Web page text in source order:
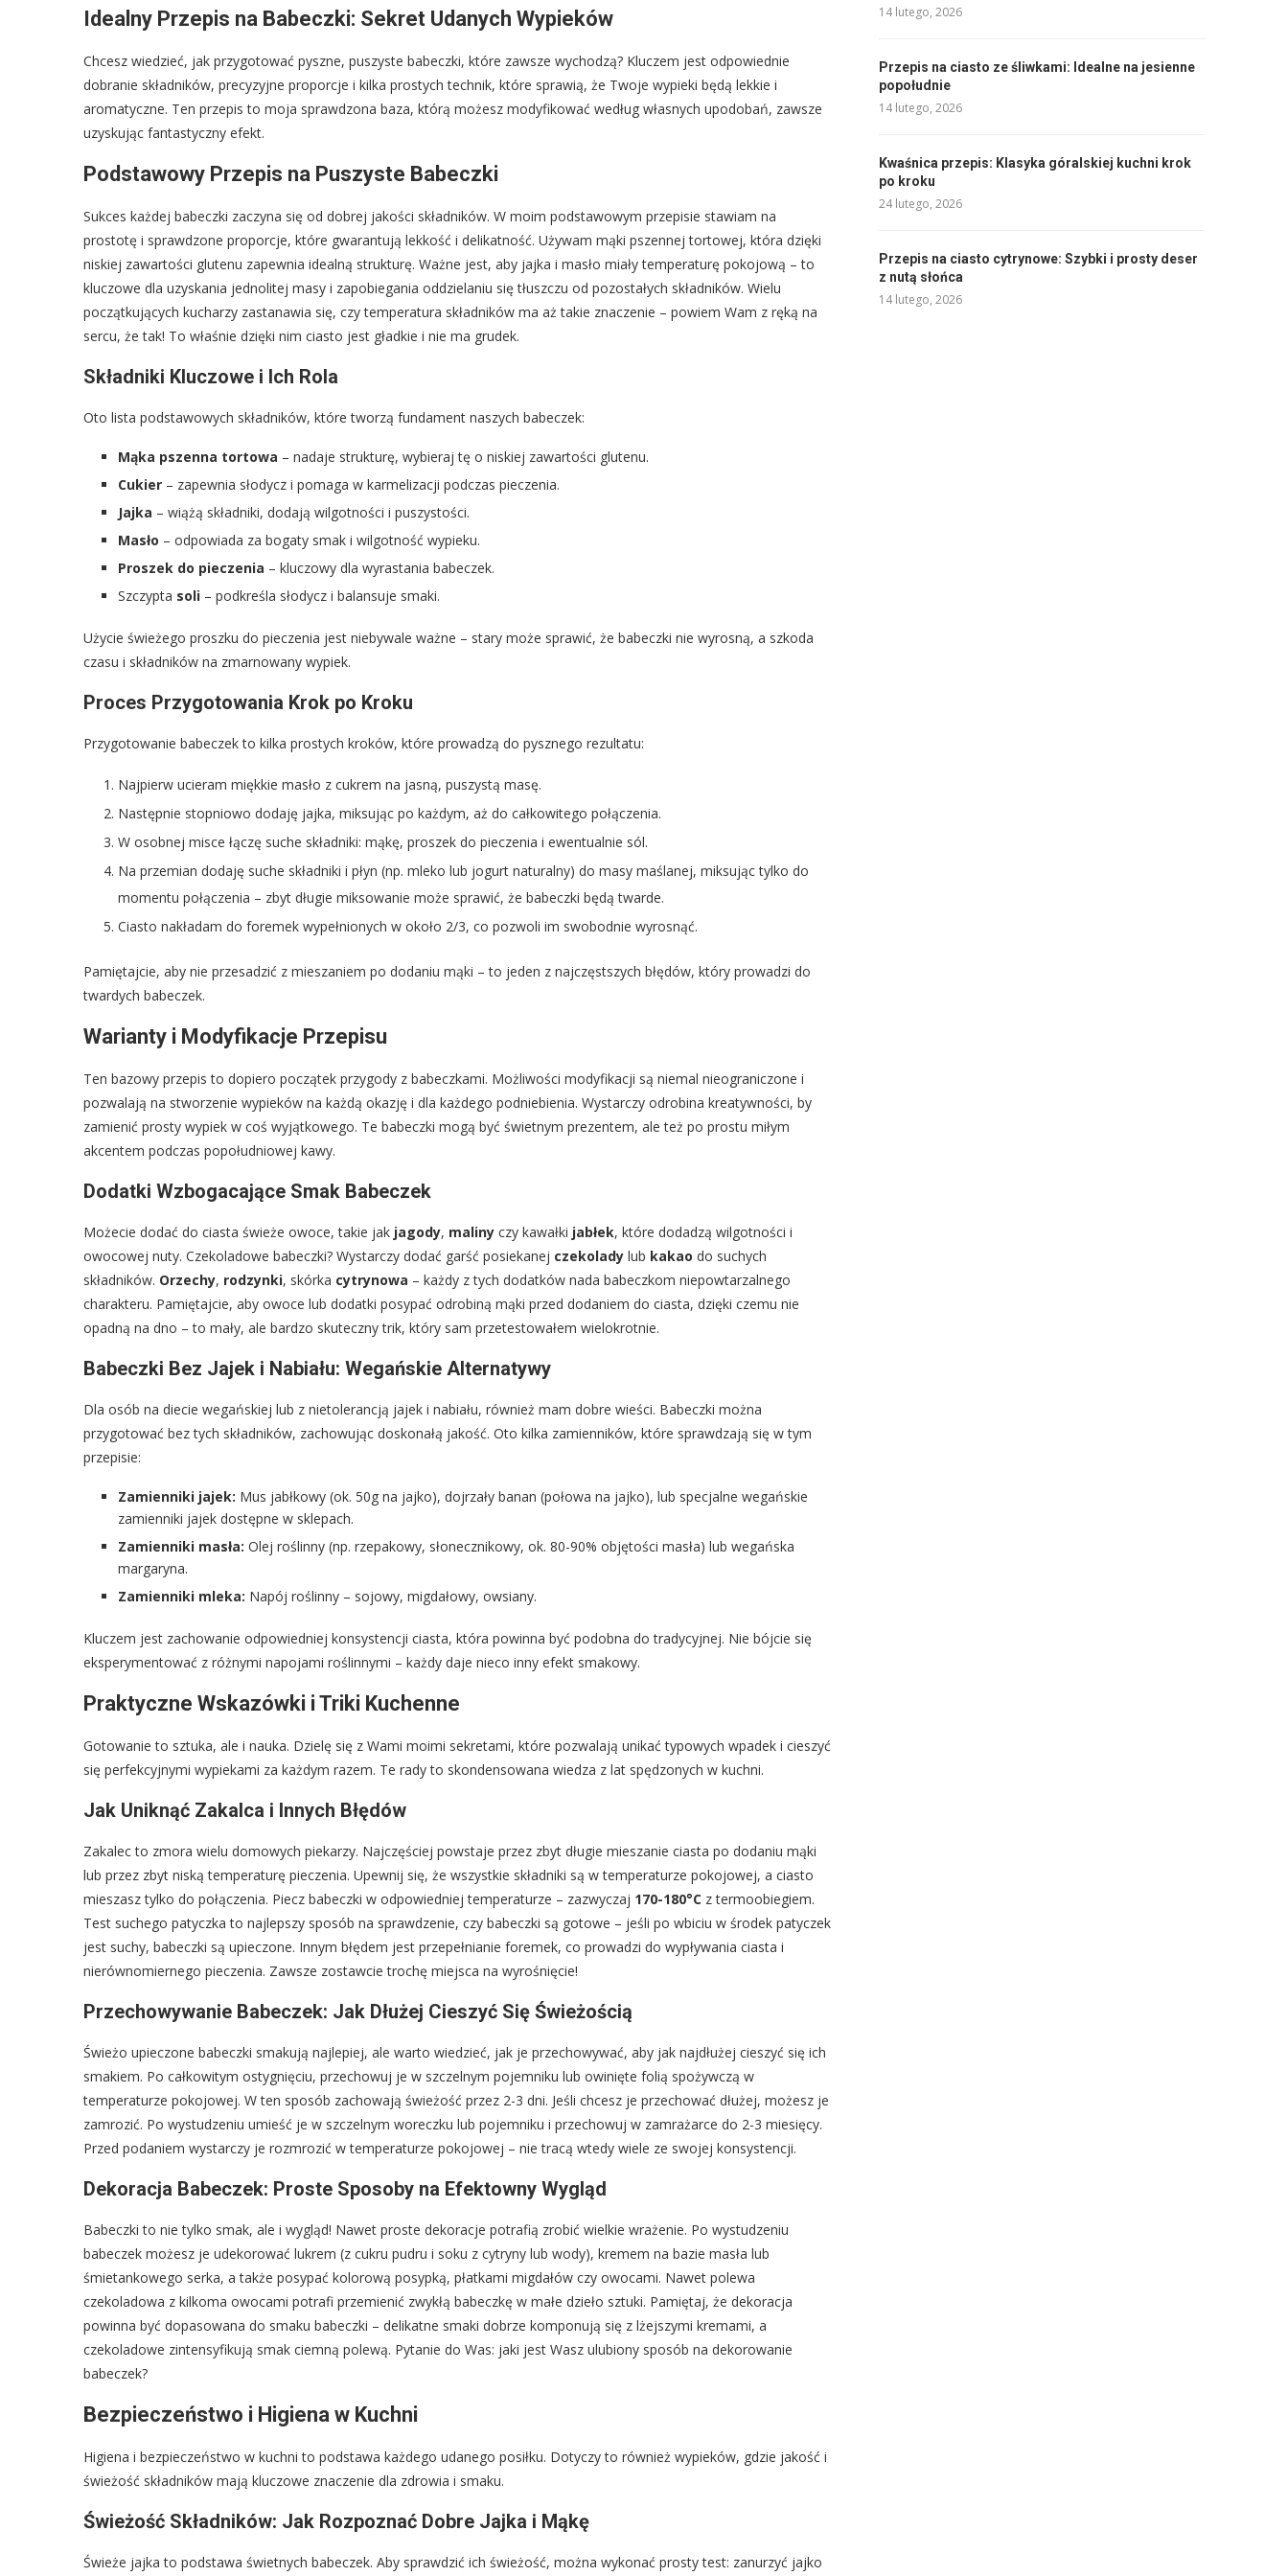
Idealny Przepis na Babeczki: Sekret Udanych Wypieków
Chcesz wiedzieć, jak przygotować pyszne, puszyste babeczki, które zawsze wychodzą? Kluczem jest odpowiednie
dobranie składników, precyzyjne proporcje i kilka prostych technik, które sprawią, że Twoje wypieki będą lekkie i
aromatyczne. Ten przepis to moja sprawdzona baza, którą możesz modyfikować według własnych upodobań, zawsze
uzyskując fantastyczny efekt.
Podstawowy Przepis na Puszyste Babeczki
Sukces każdej babeczki zaczyna się od dobrej jakości składników. W moim podstawowym przepisie stawiam na
prostotę i sprawdzone proporcje, które gwarantują lekkość i delikatność. Używam mąki pszennej tortowej, która dzięki
niskiej zawartości glutenu zapewnia idealną strukturę. Ważne jest, aby jajka i masło miały temperaturę pokojową – to
kluczowe dla uzyskania jednolitej masy i zapobiegania oddzielaniu się tłuszczu od pozostałych składników. Wielu
początkujących kucharzy zastanawia się, czy temperatura składników ma aż takie znaczenie – powiem Wam z ręką na
sercu, że tak! To właśnie dzięki nim ciasto jest gładkie i nie ma grudek.
Składniki Kluczowe i Ich Rola
Oto lista podstawowych składników, które tworzą fundament naszych babeczek:
Mąka pszenna tortowa – nadaje strukturę, wybieraj tę o niskiej zawartości glutenu.
Cukier – zapewnia słodycz i pomaga w karmelizacji podczas pieczenia.
Jajka – wiążą składniki, dodają wilgotności i puszystości.
Masło – odpowiada za bogaty smak i wilgotność wypieku.
Proszek do pieczenia – kluczowy dla wyrastania babeczek.
Szczypta soli – podkreśla słodycz i balansuje smaki.
Użycie świeżego proszku do pieczenia jest niebywale ważne – stary może sprawić, że babeczki nie wyrosną, a szkoda
czasu i składników na zmarnowany wypiek.
Proces Przygotowania Krok po Kroku
Przygotowanie babeczek to kilka prostych kroków, które prowadzą do pysznego rezultatu:
Najpierw ucieram miękkie masło z cukrem na jasną, puszystą masę.
Następnie stopniowo dodaję jajka, miksując po każdym, aż do całkowitego połączenia.
W osobnej misce łączę suche składniki: mąkę, proszek do pieczenia i ewentualnie sól.
Na przemian dodaję suche składniki i płyn (np. mleko lub jogurt naturalny) do masy maślanej, miksując tylko do
momentu połączenia – zbyt długie miksowanie może sprawić, że babeczki będą twarde.
Ciasto nakładam do foremek wypełnionych w około 2/3, co pozwoli im swobodnie wyrosnąć.
Pamiętajcie, aby nie przesadzić z mieszaniem po dodaniu mąki – to jeden z najczęstszych błędów, który prowadzi do
twardych babeczek.
Warianty i Modyfikacje Przepisu
Ten bazowy przepis to dopiero początek przygody z babeczkami. Możliwości modyfikacji są niemal nieograniczone i
pozwalają na stworzenie wypieków na każdą okazję i dla każdego podniebienia. Wystarczy odrobina kreatywności, by
zamienić prosty wypiek w coś wyjątkowego. Te babeczki mogą być świetnym prezentem, ale też po prostu miłym
akcentem podczas popołudniowej kawy.
Dodatki Wzbogacające Smak Babeczek
Możecie dodać do ciasta świeże owoce, takie jak jagody, maliny czy kawałki jabłek, które dodadzą wilgotności i
owocowej nuty. Czekoladowe babeczki? Wystarczy dodać garść posiekanej czekolady lub kakao do suchych
składników. Orzechy, rodzynki, skórka cytrynowa – każdy z tych dodatków nada babeczkom niepowtarzalnego
charakteru. Pamiętajcie, aby owoce lub dodatki posypać odrobiną mąki przed dodaniem do ciasta, dzięki czemu nie
opadną na dno – to mały, ale bardzo skuteczny trik, który sam przetestowałem wielokrotnie.
Babeczki Bez Jajek i Nabiału: Wegańskie Alternatywy
Dla osób na diecie wegańskiej lub z nietolerancją jajek i nabiału, również mam dobre wieści. Babeczki można
przygotować bez tych składników, zachowując doskonałą jakość. Oto kilka zamienników, które sprawdzają się w tym
przepisie:
Zamienniki jajek: Mus jabłkowy (ok. 50g na jajko), dojrzały banan (połowa na jajko), lub specjalne wegańskie
zamienniki jajek dostępne w sklepach.
Zamienniki masła: Olej roślinny (np. rzepakowy, słonecznikowy, ok. 80-90% objętości masła) lub wegańska
margaryna.
Zamienniki mleka: Napój roślinny – sojowy, migdałowy, owsiany.
Kluczem jest zachowanie odpowiedniej konsystencji ciasta, która powinna być podobna do tradycyjnej. Nie bójcie się
eksperymentować z różnymi napojami roślinnymi – każdy daje nieco inny efekt smakowy.
Praktyczne Wskazówki i Triki Kuchenne
Gotowanie to sztuka, ale i nauka. Dzielę się z Wami moimi sekretami, które pozwalają unikać typowych wpadek i cieszyć
się perfekcyjnymi wypiekami za każdym razem. Te rady to skondensowana wiedza z lat spędzonych w kuchni.
Jak Uniknąć Zakalca i Innych Błędów
Zakalec to zmora wielu domowych piekarzy. Najczęściej powstaje przez zbyt długie mieszanie ciasta po dodaniu mąki
lub przez zbyt niską temperaturę pieczenia. Upewnij się, że wszystkie składniki są w temperaturze pokojowej, a ciasto
mieszasz tylko do połączenia. Piecz babeczki w odpowiedniej temperaturze – zazwyczaj 170-180°C z termoobiegiem.
Test suchego patyczka to najlepszy sposób na sprawdzenie, czy babeczki są gotowe – jeśli po wbiciu w środek patyczek
jest suchy, babeczki są upieczone. Innym błędem jest przepełnianie foremek, co prowadzi do wypływania ciasta i
nierównomiernego pieczenia. Zawsze zostawcie trochę miejsca na wyrośnięcie!
Przechowywanie Babeczek: Jak Dłużej Cieszyć Się Świeżością
Świeżo upieczone babeczki smakują najlepiej, ale warto wiedzieć, jak je przechowywać, aby jak najdłużej cieszyć się ich
smakiem. Po całkowitym ostygnięciu, przechowuj je w szczelnym pojemniku lub owinięte folią spożywczą w
temperaturze pokojowej. W ten sposób zachowają świeżość przez 2-3 dni. Jeśli chcesz je przechować dłużej, możesz je
zamrozić. Po wystudzeniu umieść je w szczelnym woreczku lub pojemniku i przechowuj w zamrażarce do 2-3 miesięcy.
Przed podaniem wystarczy je rozmrozić w temperaturze pokojowej – nie tracą wtedy wiele ze swojej konsystencji.
Dekoracja Babeczek: Proste Sposoby na Efektowny Wygląd
Babeczki to nie tylko smak, ale i wygląd! Nawet proste dekoracje potrafią zrobić wielkie wrażenie. Po wystudzeniu
babeczek możesz je udekorować lukrem (z cukru pudru i soku z cytryny lub wody), kremem na bazie masła lub
śmietankowego serka, a także posypać kolorową posypką, płatkami migdałów czy owocami. Nawet polewa
czekoladowa z kilkoma owocami potrafi przemienić zwykłą babeczkę w małe dzieło sztuki. Pamiętaj, że dekoracja
powinna być dopasowana do smaku babeczki – delikatne smaki dobrze komponują się z lżejszymi kremami, a
czekoladowe zintensyfikują smak ciemną polewą. Pytanie do Was: jaki jest Wasz ulubiony sposób na dekorowanie
babeczek?
Bezpieczeństwo i Higiena w Kuchni
Higiena i bezpieczeństwo w kuchni to podstawa każdego udanego posiłku. Dotyczy to również wypieków, gdzie jakość i
świeżość składników mają kluczowe znaczenie dla zdrowia i smaku.
Świeżość Składników: Jak Rozpoznać Dobre Jajka i Mąkę
Świeże jajka to podstawa świetnych babeczek. Aby sprawdzić ich świeżość, można wykonać prosty test: zanurzyć jajko
14 lutego, 2026
Przepis na ciasto ze śliwkami: Idealne na jesienne
popołudnie
14 lutego, 2026
Kwaśnica przepis: Klasyka góralskiej kuchni krok
po kroku
24 lutego, 2026
Przepis na ciasto cytrynowe: Szybki i prosty deser
z nutą słońca
14 lutego, 2026